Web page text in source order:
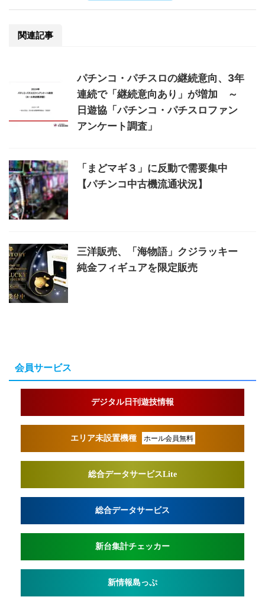
関連記事
パチンコ・パチスロの継続意向、3年
連続で「継続意向あり」が増加 ～
日遊協「パチンコ・パチスロファン
アンケート調査」
「まどマギ３」に反動で需要集中
【パチンコ中古機流通状況】
三洋販売、「海物語」クジラッキー
純金フィギュアを限定販売
会員サービス
デジタル日刊遊技情報
エリア未設置機種 ホール会員無料
総合データサービスLite
総合データサービス
新台集計チェッカー
新情報島っぷ